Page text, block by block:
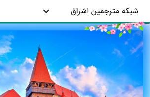
شبکه مترجمین اشراق